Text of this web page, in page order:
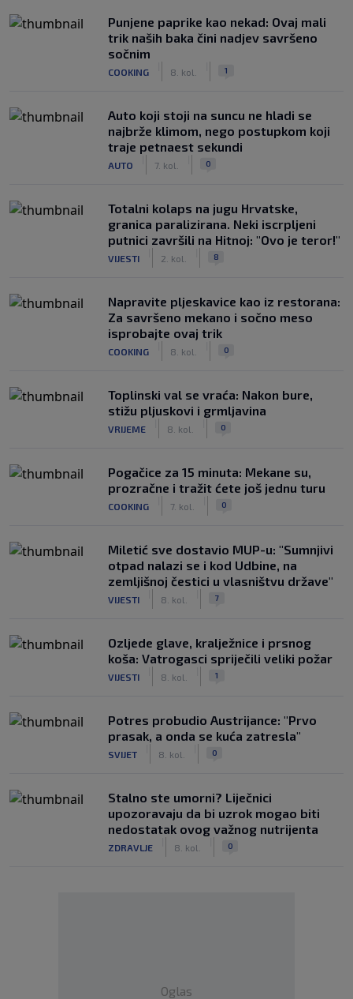
Punjene paprike kao nekad: Ovaj mali
trik naših baka čini nadjev savršeno
sočnim
COOKING 8. kol. 1
Auto koji stoji na suncu ne hladi se
najbrže klimom, nego postupkom koji
traje petnaest sekundi
AUTO 7. kol. 0
Totalni kolaps na jugu Hrvatske,
granica paralizirana. Neki iscrpljeni
putnici završili na Hitnoj: "Ovo je teror!"
VIJESTI 2. kol. 8
Napravite pljeskavice kao iz restorana:
Za savršeno mekano i sočno meso
isprobajte ovaj trik
COOKING 8. kol. 0
Toplinski val se vraća: Nakon bure,
stižu pljuskovi i grmljavina
VRIJEME 8. kol. 0
Pogačice za 15 minuta: Mekane su,
prozračne i tražit ćete još jednu turu
COOKING 7. kol. 0
Miletić sve dostavio MUP-u: "Sumnjivi
otpad nalazi se i kod Udbine, na
zemljišnoj čestici u vlasništvu države"
VIJESTI 8. kol. 7
Ozljede glave, kralježnice i prsnog
koša: Vatrogasci spriječili veliki požar
VIJESTI 8. kol. 1
Potres probudio Austrijance: "Prvo
prasak, a onda se kuća zatresla"
SVIJET 8. kol. 0
Stalno ste umorni? Liječnici
upozoravaju da bi uzrok mogao biti
nedostatak ovog važnog nutrijenta
ZDRAVLJE 8. kol. 0
Oglas